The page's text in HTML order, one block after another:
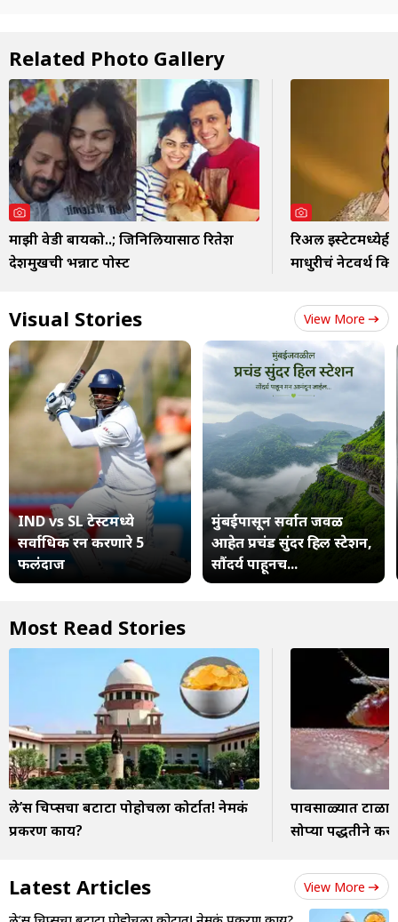
Related Photo Gallery
माझी वेडी बायको..; जिनिलियासाठी रितेश
देशमुखची भन्नाट पोस्ट
रिअल
माधुरीचं नेटवर्थ
Visual Stories View More
IND vs SL टेस्टमध्ये
सर्वाधिक रन करणारे 5
फलंदाज
मुंबईपासून सर्वात जवळ
आहेत प्रचंड सुंदर हिल स्टेशन,
सौंदर्य पाहूनच...
Most Read Stories
ले’स चिप्सचा बटाटा पोहोचला कोर्टात! नेमकं
प्रकरण काय?
पावसाळ्यात
सोप्या पद्धतीने
Latest Articles View More